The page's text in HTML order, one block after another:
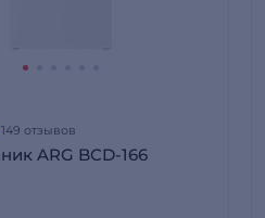
149 отзывов
ARG BCD-166